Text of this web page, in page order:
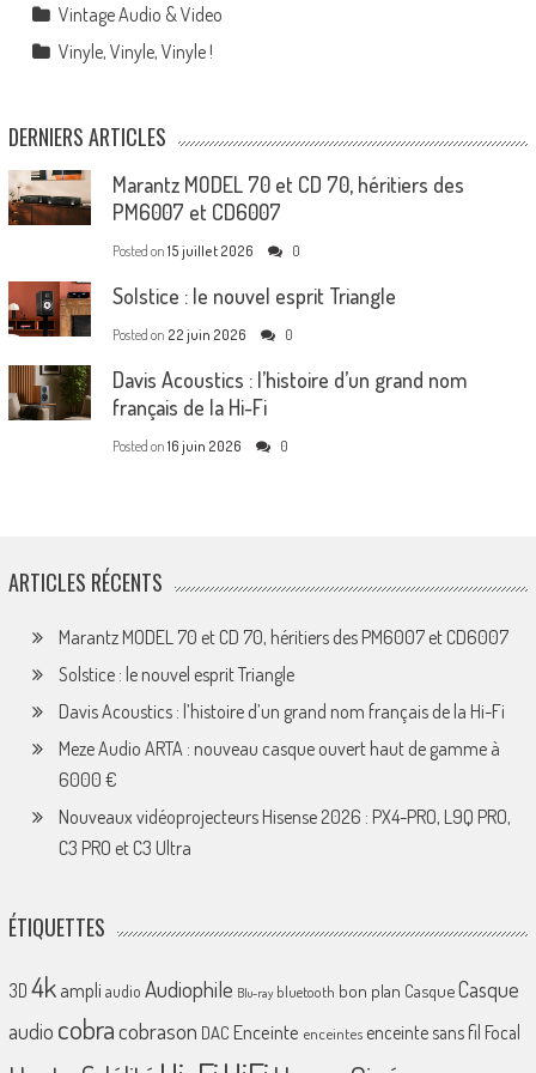
Vintage Audio & Video
Vinyle, Vinyle, Vinyle !
DERNIERS ARTICLES
Marantz MODEL 70 et CD 70, héritiers des
PM6007 et CD6007
Posted on 15 juillet 2026 0
Solstice : le nouvel esprit Triangle
Posted on 22 juin 2026 0
Davis Acoustics : l’histoire d’un grand nom
français de la Hi-Fi
Posted on 16 juin 2026 0
ARTICLES RÉCENTS
Marantz MODEL 70 et CD 70, héritiers des PM6007 et CD6007
Solstice : le nouvel esprit Triangle
Davis Acoustics : l’histoire d’un grand nom français de la Hi-Fi
Meze Audio ARTA : nouveau casque ouvert haut de gamme à
6000 €
Nouveaux vidéoprojecteurs Hisense 2026 : PX4-PRO, L9Q PRO,
C3 PRO et C3 Ultra
ÉTIQUETTES
3D 4k ampliaudio Audiophile Blu-ray bluetooth bon plan CasqueCasque
audio cobracobrason DAC Enceinte enceintes enceinte sans fil Focal